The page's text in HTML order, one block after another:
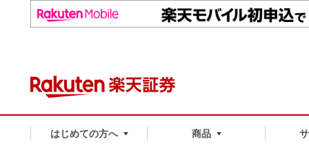
はじめての方へ 商品